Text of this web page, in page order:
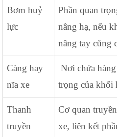
Bơm huỷ
lực
Phần quan
nâng hạ, nếu
nâng tay cũng
Càng hay
nĩa xe
Nơi chứa
trọng của khối
Thanh
truyền
Cơ quan
xe, liên kết